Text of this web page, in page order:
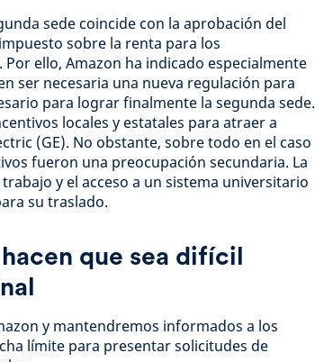
sede coincide con la aprobación del
sobre la renta para los
ello, Amazon ha indicado especialmente
ser necesaria una nueva regulación para
para lograr finalmente la segunda sede.
locales y estatales para atraer a
(GE). No obstante, sobre todo en el caso
fueron una preocupación secundaria. La
y el acceso a un sistema universitario
su traslado.
que sea difícil
y mantendremos informados a los
límite para presentar solicitudes de